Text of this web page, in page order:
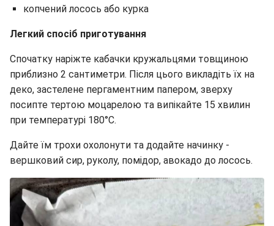
копчений лосось або курка
Легкий спосіб приготування
Спочатку наріжте кабачки кружальцями товщиною
приблизно 2 сантиметри. Після цього викладіть їх на
деко, застелене пергаментним папером, зверху
посипте тертою моцарелою та випікайте 15 хвилин
при температурі 180°C.
Дайте їм трохи охолонути та додайте начинку -
вершковий сир, руколу, помідор, авокадо до лосось.